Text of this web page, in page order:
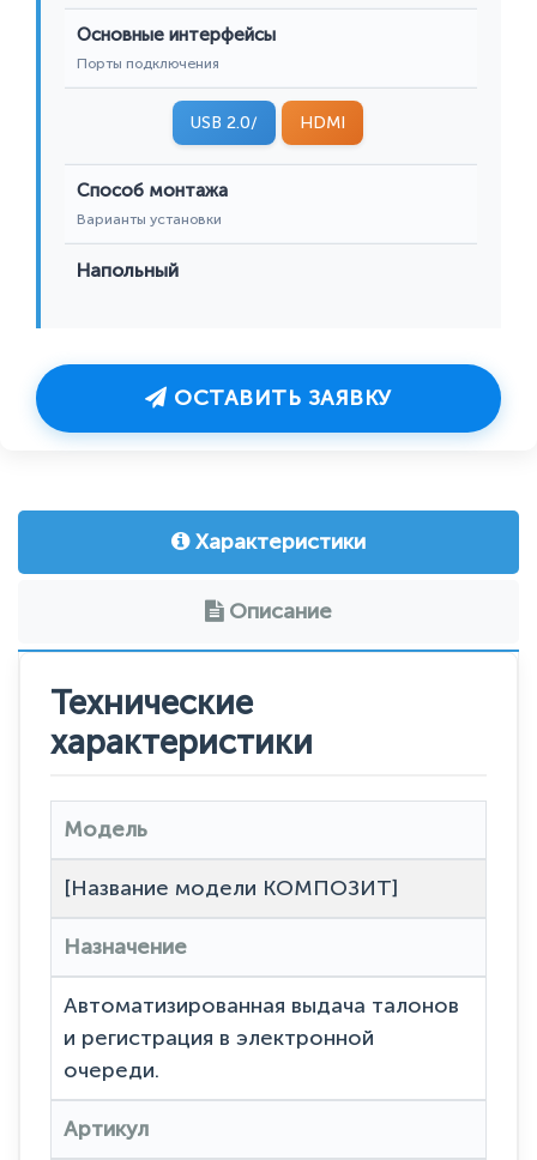
Основные интерфейсы
Порты подключения
USB 2.0/ HDMI
Способ монтажа
Варианты установки
Напольный
ОСТАВИТЬ ЗАЯВКУ
Характеристики
Описание
Технические
характеристики
Модель
[Название модели КОМПОЗИТ]
Назначение
Автоматизированная выдача талонов
и регистрация в электронной
очереди.
Артикул